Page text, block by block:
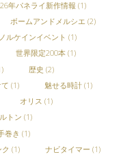
年パネライ新作情報 (1)
ボームアンドメルシエ (2)
ルケインイベント (1)
世界限定200本(1)
歴史 (2)
(1) 魅せる時計(1)
オリス (1)
トン (1)
巻き (1)
(1) ナビタイマー (1)